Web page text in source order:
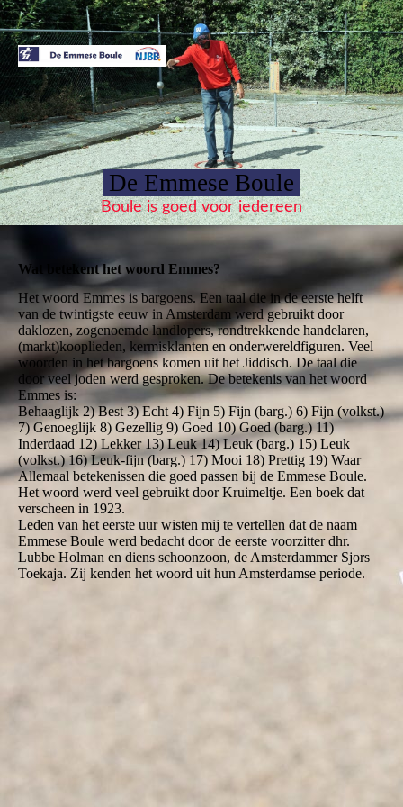
De Emmese Boule
Boule is goed voor iedereen
Wat betekent het woord Emmes?
Het woord Emmes is bargoens. Een taal die in de eerste helft
van de twintigste eeuw in Amsterdam werd gebruikt door
daklozen, zogenoemde landlopers, rondtrekkende handelaren,
(markt)kooplieden, kermisklanten en onderwereldfiguren. Veel
woorden in het bargoens komen uit het Jiddisch. De taal die
door veel joden werd gesproken. De betekenis van het woord
Emmes is:
Behaaglijk 2) Best 3) Echt 4) Fijn 5) Fijn (barg.) 6) Fijn (volkst.)
7) Genoeglijk 8) Gezellig 9) Goed 10) Goed (barg.) 11)
Inderdaad 12) Lekker 13) Leuk 14) Leuk (barg.) 15) Leuk
(volkst.) 16) Leuk-fijn (barg.) 17) Mooi 18) Prettig 19) Waar
Allemaal betekenissen die goed passen bij de Emmese Boule.
Het woord werd veel gebruikt door Kruimeltje. Een boek dat
verscheen in 1923.
Leden van het eerste uur wisten mij te vertellen dat de naam
Emmese Boule werd bedacht door de eerste voorzitter dhr.
Lubbe Holman en diens schoonzoon, de Amsterdammer Sjors
Toekaja. Zij kenden het woord uit hun Amsterdamse periode.